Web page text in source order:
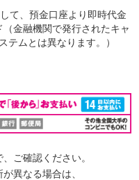
て、預金口座より即時代金
金融機関で発行されたキャ
ムとは異なります。）
ご確認ください。
異なる場合は、